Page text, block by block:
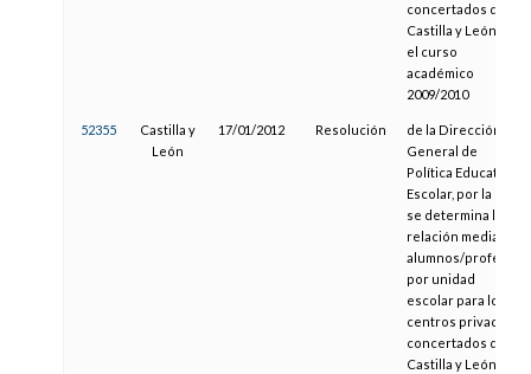
concertados de
Castilla y León en
el curso
académico
2009/2010
52355
Castilla y
León
17/01/2012 Resolución
de la Dirección
General de
Política Educativa
Escolar, por la que
se determina la
relación media
alumnos/profesor
por unidad
escolar para los
centros privados
concertados de
Castilla y León en